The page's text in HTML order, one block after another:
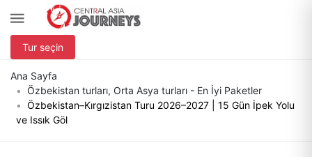
Tur seçin
Ana Sayfa
Özbekistan turları, Orta Asya turları - En İyi Paketler
Özbekistan–Kırgızistan Turu 2026–2027 | 15 Gün İpek Yolu
ve Issık Göl